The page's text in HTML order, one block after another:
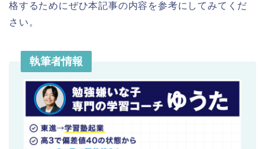
格するためにぜひ本記事の内容を参考にしてみてくだ
さい。
執筆者情報